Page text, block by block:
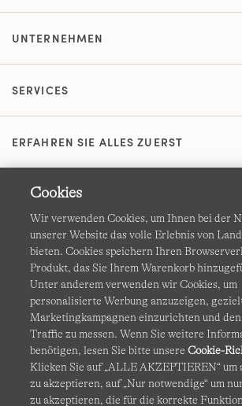
UNTERNEHMEN
SERVICES
ERFAHREN SIE ALLES ZUERST
AGB Datenschutz &
Cookies Ich möchte auswählen
Site Map Internationale
Diese Website ist durch reCAPTCHA
Cookies
Wir verwenden Cookies, um Ihnen bei der
unserer Website das volle Erlebnis von
bieten. Cookies speichern Ihren
Produkt, das Sie Ihrem Warenkorb
Unter anderem verwenden wir Cookies, um
personalisierte Werbung anzuzeigen,
Marketingkampagnen einzurichten und
Traffic zu messen. Wenn Sie weitere
benötigen, lesen Sie bitte unsereCookie-
Klicken Sie auf „ALLE AKZEPTIEREN“ um
zu akzeptieren, auf „Nur notwendige“ um
zu akzeptieren, die für die korrekte